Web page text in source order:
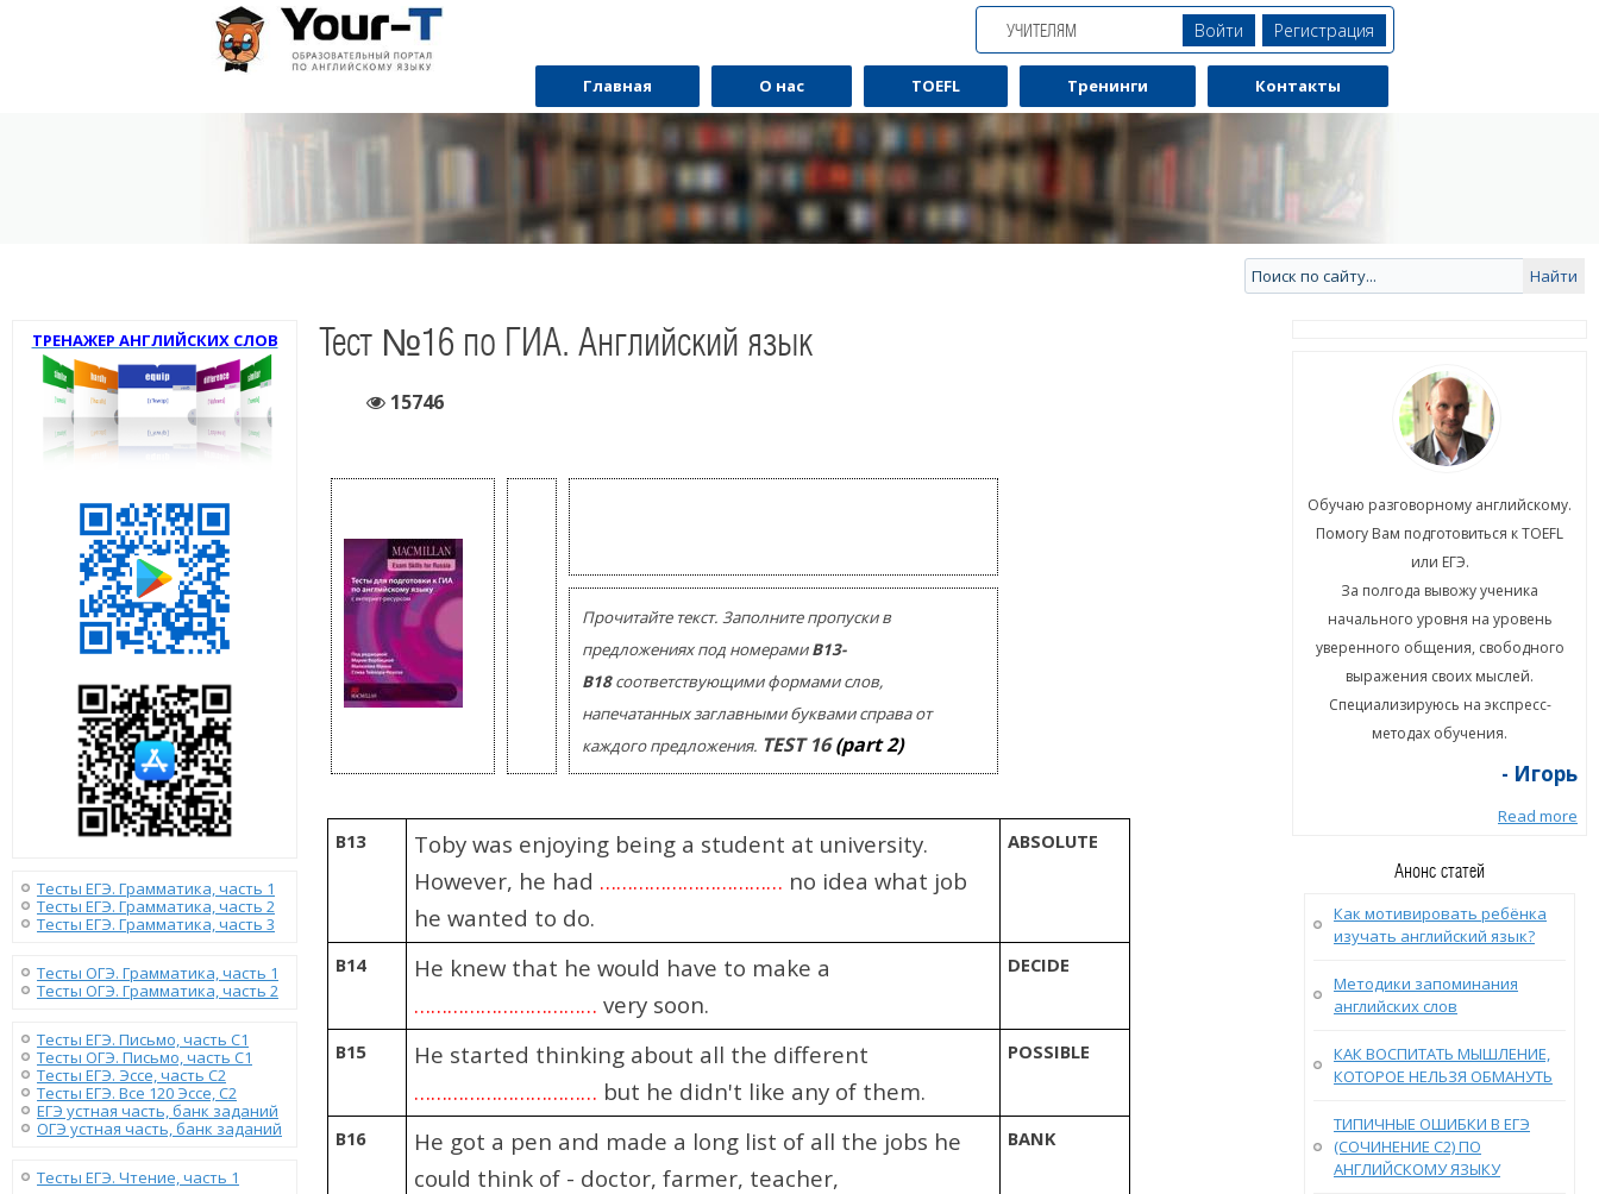
УЧИТЕЛЯМ Войти Регистрация
Главная О нас TOEFL Тренинги Контакты
ТРЕНАЖЕР АНГЛИЙСКИХ СЛОВ
Тесты ЕГЭ. Грамматика, часть 1
Тесты ЕГЭ. Грамматика, часть 2
Тесты ЕГЭ. Грамматика, часть 3
Тесты ОГЭ. Грамматика, часть 1
Тесты ОГЭ. Грамматика, часть 2
Тесты ЕГЭ. Письмо, часть С1
Тесты ОГЭ. Письмо, часть С1
Тесты ЕГЭ. Эссе, часть C2
Тесты ЕГЭ. Все 120 Эссе, C2
ЕГЭ устная часть, банк заданий
ОГЭ устная часть, банк заданий
Тесты ЕГЭ. Чтение, часть 1
Тест №16 по ГИА. Английский язык
15746
Прочитайте текст. Заполните пропуски в
предложениях под номерамиВ13-
В18соответствующими формами слов,
напечатанных заглавными буквами справа от
каждого предложения. TEST16(part 2)
B13
Toby was enjoying being a student at university.
However, he had …………………………… no idea what job
he wanted to do.
ABSOLUTE
B14
He knew that he would have to make a
…………………………… very soon.
DECIDE
B15
He started thinking about all the different
…………………………… but he didn't like any of them.
POSSIBLE
B16
He got a pen and made a long list of all the jobs he
could think of - doctor, farmer, teacher,
BANK
За полгода вывожу ученика
начального уровня на уровень
уверенного общения, свободного
выражения своих мыслей.
Специализируюсь на экспресс-
методах обучения.
- Игорь
Read more
Обучаю разговорному английскому.
Помогу Вам подготовиться к TOEFL
или ЕГЭ.
За полгода вывожу ученика
начального уровня на уровень
уверенного общения, свободного
выражения своих мыслей.
Специализируюсь на экспресс-
методах обучения.
- Игорь
Read more
Анонс статей
Как мотивировать ребёнка
изучать английский язык?
Методики запоминания
английских слов
КАК ВОСПИТАТЬ МЫШЛЕНИЕ,
КОТОРОЕ НЕЛЬЗЯ ОБМАНУТЬ
ТИПИЧНЫЕ ОШИБКИ В ЕГЭ
(СОЧИНЕНИЕ С2) ПО
АНГЛИЙСКОМУ ЯЗЫКУ